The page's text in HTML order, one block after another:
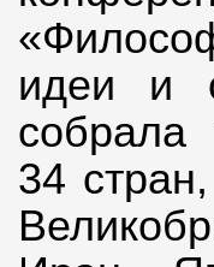
идеи и
собрала
34